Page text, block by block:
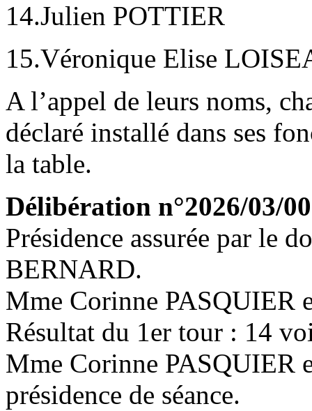
14.Julien POTTIER
15.Véronique Elise
A l’appel de leurs noms,
déclaré installé dans ses
la table.
Délibération n°2026/03/
Présidence assurée par le
BERNARD.
Mme Corinne PASQUIER
Résultat du 1er tour : 14
Mme Corinne PASQUIER
présidence de séance.